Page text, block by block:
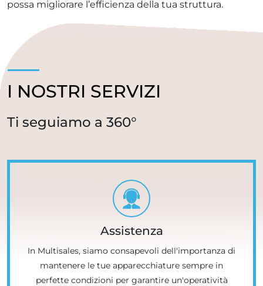
possa migliorare l’efficienza della tua struttura.
I NOSTRI SERVIZI
Ti seguiamo a 360°
Assistenza
In Multisales, siamo consapevoli dell'importanza di
mantenere le tue apparecchiature sempre in
perfette condizioni per garantire un'operatività